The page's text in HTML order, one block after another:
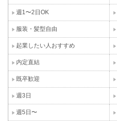
週1〜2日OK
服装・髪型自由
起業したい人おすすめ
内定直結
既卒歓迎
週3日
週5日〜